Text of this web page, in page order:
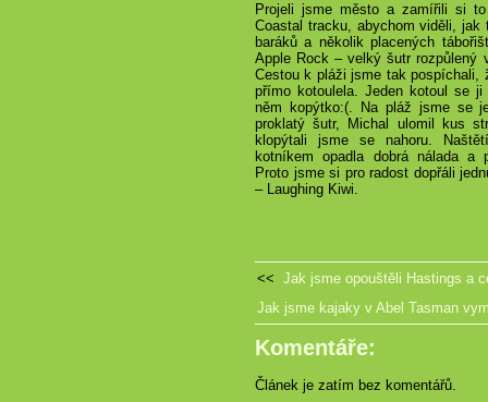
Projeli jsme město a zamířili si
Coastal tracku, abychom viděli,
baráků a několik placených
Apple Rock – velký šutr rozpůlený
Cestou k pláži jsme tak pospíchali,
přímo kotoulela. Jeden kotoul se
něm kopýtko:(. Na pláž jsme se
proklatý šutr, Michal ulomil kus
klopýtali jsme se nahoru.
kotníkem opadla dobrá nálada a
Proto jsme si pro radost dopřáli
– Laughing Kiwi.
<< Jak jsme opouštěli Hastings a
Jak jsme kajaky v Abel Tasman
Komentáře:
Článek je zatím bez komentářů.